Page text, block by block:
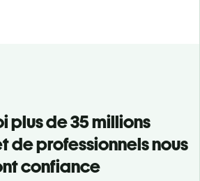
plus de 35 millions
de professionnels nous
confiance